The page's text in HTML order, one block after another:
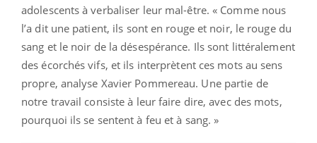
adolescents à verbaliser leur mal-être. « Comme nous
l’a dit une patient, ils sont en rouge et noir, le rouge du
sang et le noir de la désespérance. Ils sont littéralement
des écorchés vifs, et ils interprètent ces mots au sens
propre, analyse Xavier Pommereau. Une partie de
notre travail consiste à leur faire dire, avec des mots,
pourquoi ils se sentent à feu et à sang. »